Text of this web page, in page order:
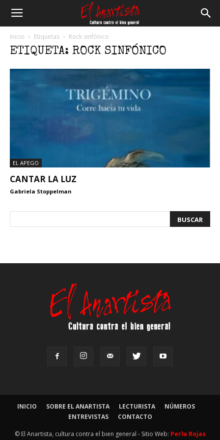
Inicio Etiquetas Rock sinfónico
ETIQUETA: ROCK SINFÓNICO
EL APEGO
CANTAR LA LUZ
Gabriela Stoppelman
INICIO SOBRE EL ANARTISTA LECTURISTA
NÚMEROS
ENTREVISTAS
CONTACTO
© El Anartista, cultura contra el bien general - Sitio Web: Perla Rojas